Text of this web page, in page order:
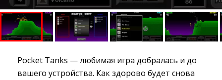
Pocket Tanks — любимая игра добралась и до
вашего устройства. Как здорово будет снова